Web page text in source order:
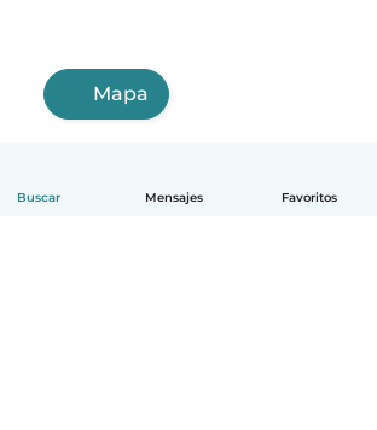
Buscar Mensajes Favoritos
Mapa